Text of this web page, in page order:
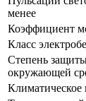
менее
Коэффициент
Класс
Степень
окружающей
Климатическое